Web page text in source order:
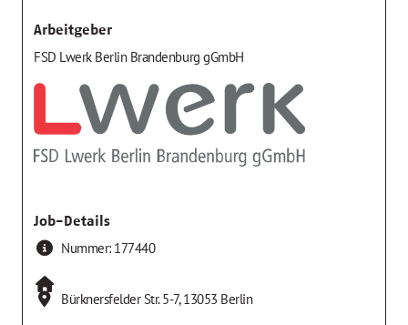
Arbeitgeber
FSD Lwerk Berlin Brandenburg gGmbH
Job-Details
Nummer: 177440
Bürknersfelder Str. 5-7,13053 Berlin